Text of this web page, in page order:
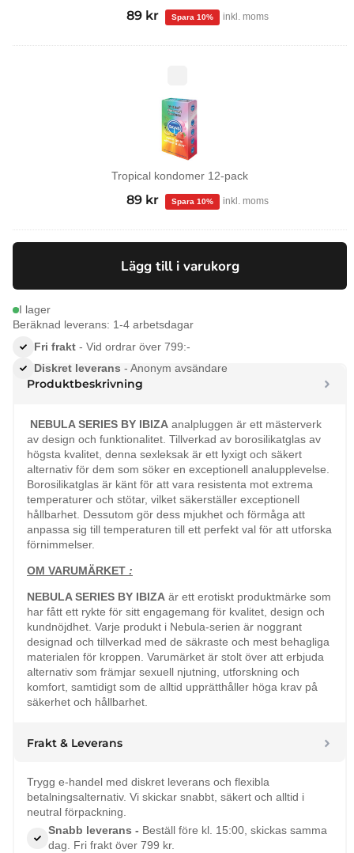
Det
priset
89 kr
Det
priset
inkl. moms
pack
Tropical kondomer 12-pack
Det
priset
99 kr.
89 kr
Det
priset
89 kr.
inkl. moms
Lägg till i varukorg
I lager
Beräknad leverans: 1-4 arbetsdagar
Fri frakt - Vid ordrar över 799:-
Diskret leverans - Anonym avsändare
Produktbeskrivning
NEBULA SERIES BY IBIZA analpluggen är ett mästerverk
av design och funktionalitet. Tillverkad av borosilikatglas av
högsta kvalitet, denna sexleksak är ett lyxigt och säkert
alternativ för dem som söker en exceptionell analupplevelse.
Borosilikatglas är känt för att vara resistenta mot extrema
temperaturer och stötar, vilket säkerställer exceptionell
hållbarhet. Dessutom gör dess mjukhet och förmåga att
anpassa sig till temperaturen till ett perfekt val för att utforska
förnimmelser.
OM VARUMÄRKET :
NEBULA SERIES BY IBIZA är ett erotiskt produktmärke som
har fått ett rykte för sitt engagemang för kvalitet, design och
kundnöjdhet. Varje produkt i Nebula-serien är noggrant
designad och tillverkad med de säkraste och mest behagliga
materialen för kroppen. Varumärket är stolt över att erbjuda
alternativ som främjar sexuell njutning, utforskning och
komfort, samtidigt som de alltid upprätthåller höga krav på
säkerhet och hållbarhet.
Frakt & Leverans
Trygg e-handel med diskret leverans och flexibla
betalningsalternativ. Vi skickar snabbt, säkert och alltid i
neutral förpackning.
Snabb leverans - Beställ före kl. 15:00, skickas samma
dag. Fri frakt över 799 kr.